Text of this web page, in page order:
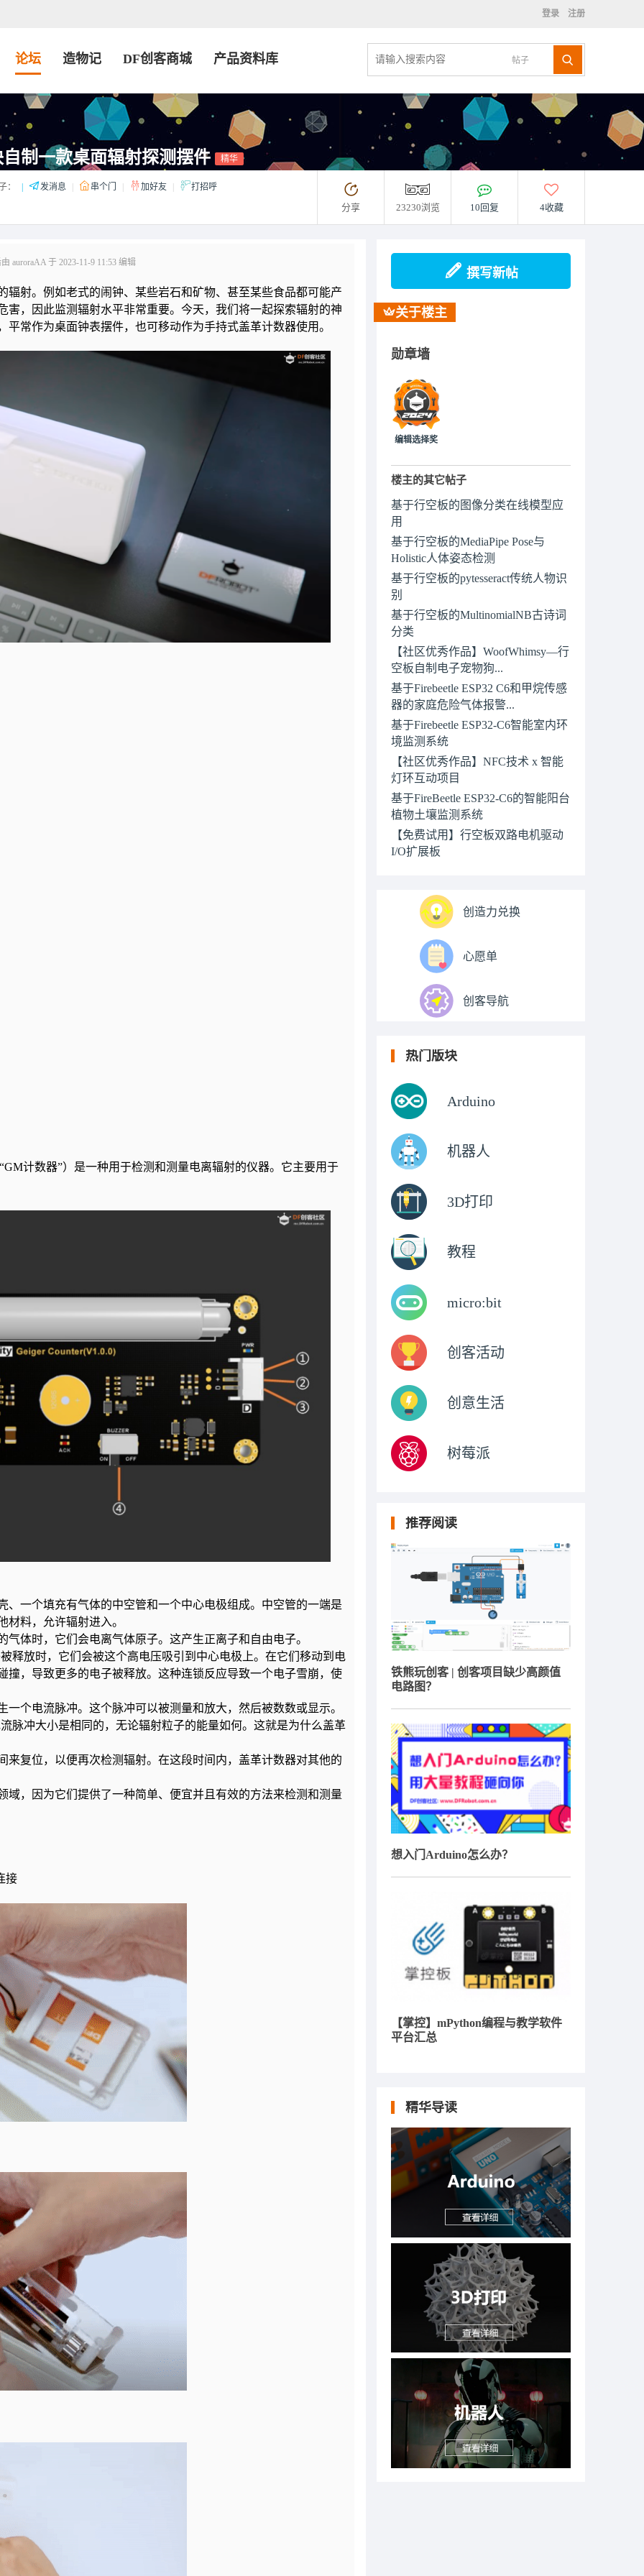
登录 注册
帖子
论坛 造物记 DF创客商城 产品资料库
制一款桌面辐射探测摆件 精华
： 发消息 串个门 加好友 打招呼
分享 23230浏览 10回复 4收藏
auroraAA 于 2023-11-9 11:53 编辑
辐射。例如老式的闹钟、某些岩石和矿物、甚至某些食品都可能产
害，因此监测辐射水平非常重要。今天，我们将一起探索辐射的神
常作为桌面钟表摆件，也可移动作为手持式盖革计数器使用。
计数器”）是一种用于检测和测量电离辐射的仪器。它主要用于
、一个填充有气体的中空管和一个中心电极组成。中空管的一端是
料，允许辐射进入。
气体时，它们会电离气体原子。这产生正离子和自由电子。
释放时，它们会被这个高电压吸引到中心电极上。在它们移动到电
撞，导致更多的电子被释放。这种连锁反应导致一个电子雪崩，使
个电流脉冲。这个脉冲可以被测量和放大，然后被数数或显示。
脉冲大小是相同的，无论辐射粒子的能量如何。这就是为什么盖革
来复位，以便再次检测辐射。在这段时间内，盖革计数器对其他的
域，因为它们提供了一种简单、便宜并且有效的方法来检测和测量
接
撰写新帖
关于楼主
勋章墙
编辑选择奖
楼主的其它帖子
基于行空板的图像分类在线模型应
用
基于行空板的MediaPipe Pose与
Holistic人体姿态检测
基于行空板的pytesseract传统人物识
别
基于行空板的MultinomialNB古诗词
分类
【社区优秀作品】WoofWhimsy—行
空板自制电子宠物狗...
基于Firebeetle ESP32 C6和甲烷传感
器的家庭危险气体报警...
基于Firebeetle ESP32-C6智能室内环
境监测系统
【社区优秀作品】NFC技术 x 智能
灯环互动项目
基于FireBeetle ESP32-C6的智能阳台
植物土壤监测系统
【免费试用】行空板双路电机驱动
I/O扩展板
创造力兑换
心愿单
创客导航
热门版块
Arduino
机器人
3D打印
教程
micro:bit
创客活动
创意生活
树莓派
推荐阅读
铁熊玩创客 | 创客项目缺少高颜值
电路图？
想入门Arduino怎么办？
【掌控】mPython编程与教学软件
平台汇总
精华导读